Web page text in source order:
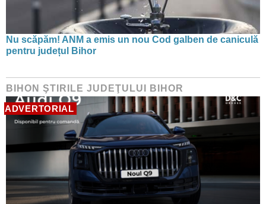
Nu scăpăm! ANM a emis un nou Cod galben de caniculă
pentru județul Bihor
BIHON ŞTIRILE JUDEŢULUI BIHOR
ADVERTORIAL